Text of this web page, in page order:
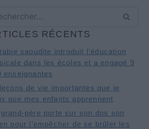
:
RÉCENTS
saoudite introduit l’éducation
dans les écoles et a engagé 9
enseignantes
de vie importantes que je
que mes enfants apprennent
père porte sur son dos son
pour l’empêcher de se brûler les